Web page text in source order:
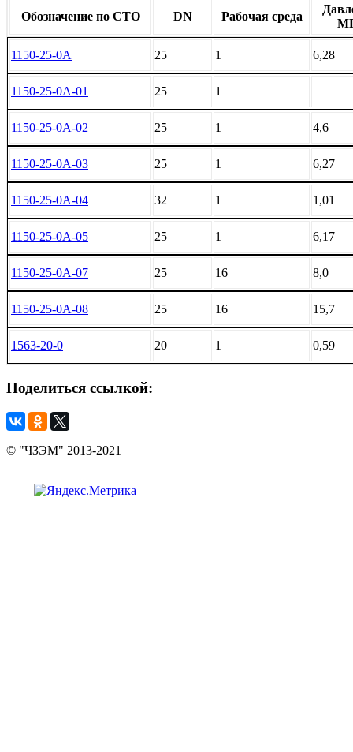
Обозначение по СТО DN Рабочая среда
1150-25-0А 25 1 6,28
1150-25-0А-01 25 1
1150-25-0А-02 25 1 4,6
1150-25-0А-03 25 1 6,27
1150-25-0А-04 32 1 1,01
1150-25-0А-05 25 1 6,17
1150-25-0А-07 25 16 8,0
1150-25-0А-08 25 16 15,7
1563-20-0 20 1 0,59
Поделиться ссылкой:
© "ЧЗЭМ" 2013-2021